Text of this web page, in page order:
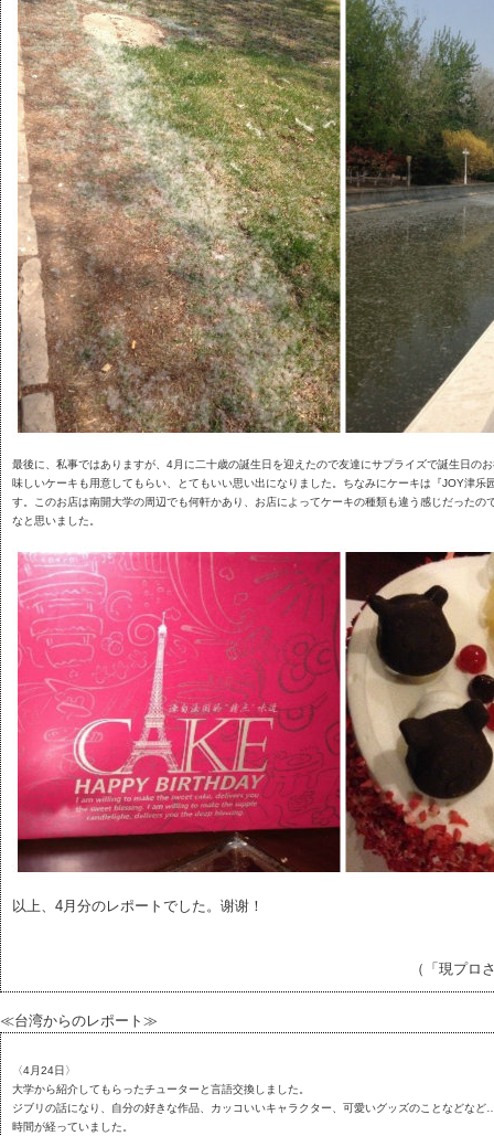
最後に、私事ではありますが、4月に二十歳の誕生日を迎えたので友達にサプライズで誕生日の
味しいケーキも用意してもらい、とてもいい思い出になりました。ちなみにケーキは『JOY津乐
す。このお店は南開大学の周辺でも何軒かあり、お店によってケーキの種類も違う感じだったの
なと思いました。
以上、4月分のレポートでした。谢谢！
（「現プロ
≪台湾からのレポート≫
〈4月24日〉
大学から紹介してもらったチューターと言語交換しました。
ジブリの話になり、自分の好きな作品、カッコいいキャラクター、可愛いグッズのことなどな
時間が経っていました。